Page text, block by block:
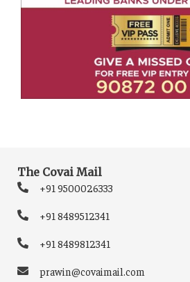
The Covai Mail
+91 9500026333
+91 8489512341
+91 8489812341
prawin@covaimail.com